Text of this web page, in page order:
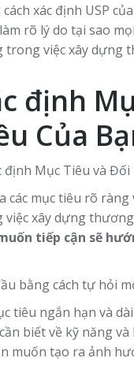
cách xác định USP
rõ lý do tại sao
trong việc xây dựng
định
Của
các mục tiêu rõ
xây dựng
tiếp cận sẽ
bằng cách tự hỏi
tiêu ngắn hạn và
biết về kỹ năng
muốn tạo ra ảnh